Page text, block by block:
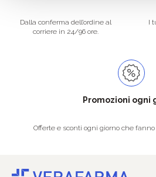
Dalla conferma dell’ordine al
corriere in 24/96 ore.
I
Promozioni ogni
Offerte e sconti ogni giorno che